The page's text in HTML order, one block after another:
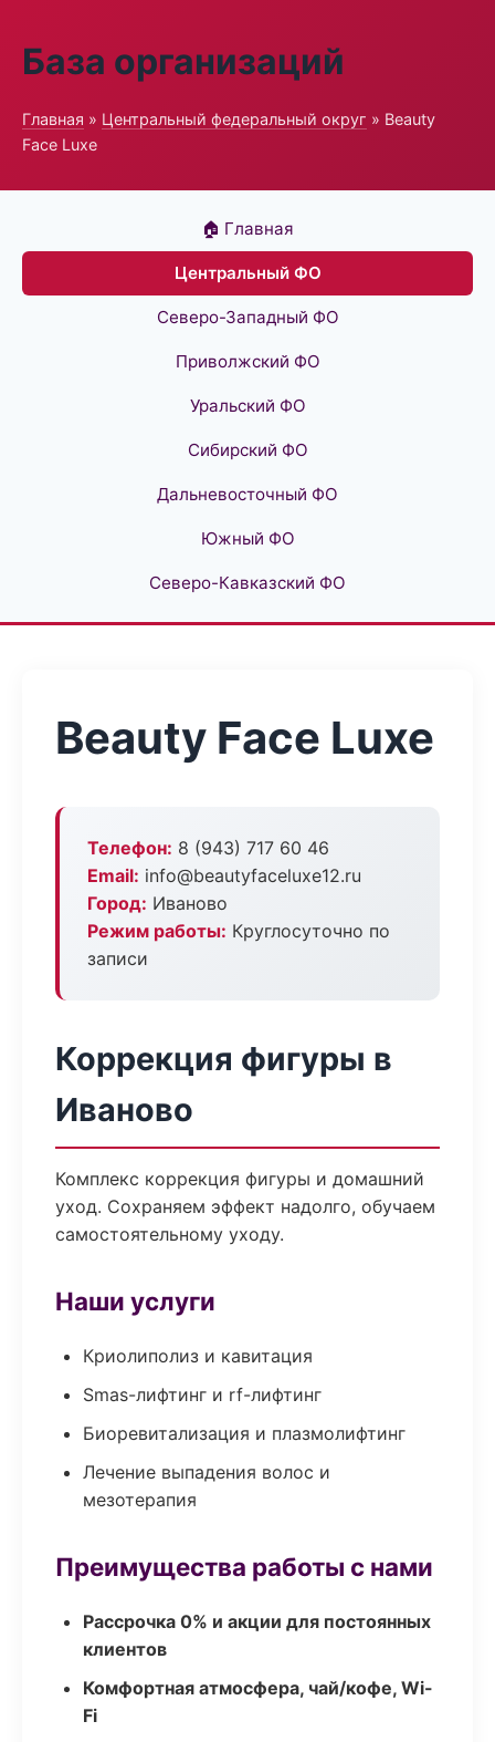
База организаций
Главная » Центральный федеральный округ » Beauty
Face Luxe
🏠 Главная
Центральный ФО
Северо-Западный ФО
Приволжский ФО
Уральский ФО
Сибирский ФО
Дальневосточный ФО
Южный ФО
Северо-Кавказский ФО
Beauty Face Luxe
Телефон: 8 (943) 717 60 46
Email: info@beautyfaceluxe12.ru
Город: Иваново
Режим работы: Круглосуточно по
записи
Коррекция фигуры в
Иваново
Комплекс коррекция фигуры и домашний
уход. Сохраняем эффект надолго, обучаем
самостоятельному уходу.
Наши услуги
Криолиполиз и кавитация
Smas-лифтинг и rf-лифтинг
Биоревитализация и плазмолифтинг
Лечение выпадения волос и
мезотерапия
Преимущества работы с нами
Рассрочка 0% и акции для постоянных
клиентов
Комфортная атмосфера, чай/кофе, Wi-
Fi